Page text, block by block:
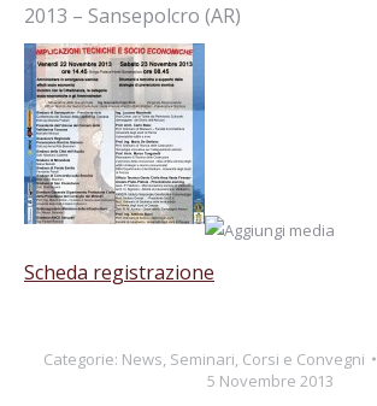
2013 – Sansepolcro (AR)
Scheda registrazione
Categorie: News, Seminari, Corsi e Convegni
5 Novembre 2013